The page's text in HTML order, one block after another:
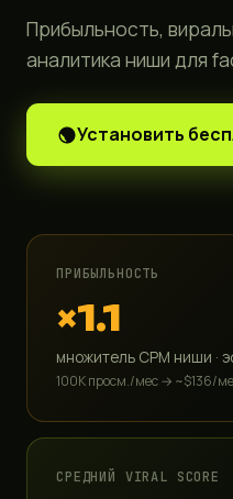
Прибыльность,
аналитика ниши для
Установить
ПРИБЫЛЬНОСТЬ
×1.1
множитель CPM ниши ·
100K просм./мес → ~$136/
СРЕДНИЙ VIRAL SCORE